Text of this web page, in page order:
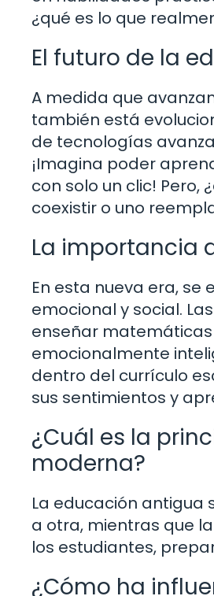
¿qué es lo que
El futuro de la
A medida que
también está
de tecnologías
¡Imagina poder
con solo un clic!
coexistir o uno
La importancia
En esta nueva era,
emocional y social.
enseñar matemáticas
emocionalmente
dentro del currículo
sus sentimientos y
¿Cuál es la
moderna?
La educación antigua
a otra, mientras que
los estudiantes,
¿Cómo ha